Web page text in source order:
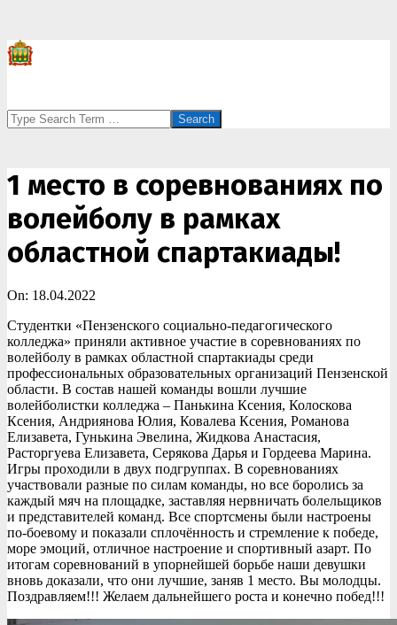
Search
1 место в соревнованиях по
волейболу в рамках
областной спартакиады!
On: 18.04.2022
Студентки «Пензенского социально-педагогического
колледжа» приняли активное участие в соревнованиях по
волейболу в рамках областной спартакиады среди
профессиональных образовательных организаций Пензенской
области. В состав нашей команды вошли лучшие
волейболистки колледжа – Панькина Ксения, Колоскова
Ксения, Андриянова Юлия, Ковалева Ксения, Романова
Елизавета, Гунькина Эвелина, Жидкова Анастасия,
Расторгуева Елизавета, Серякова Дарья и Гордеева Марина.
Игры проходили в двух подгруппах. В соревнованиях
участвовали разные по силам команды, но все боролись за
каждый мяч на площадке, заставляя нервничать болельщиков
и представителей команд. Все спортсмены были настроены
по-боевому и показали сплочённость и стремление к победе,
море эмоций, отличное настроение и спортивный азарт. По
итогам соревнований в упорнейшей борьбе наши девушки
вновь доказали, что они лучшие, заняв 1 место. Вы молодцы.
Поздравляем!!! Желаем дальнейшего роста и конечно побед!!!